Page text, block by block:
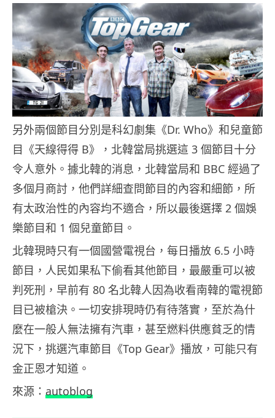
另外兩個節目分別是科幻劇集《Dr. Who》和兒童節
目《天線得得 B》，北韓當局挑選這 3 個節目十分
令人意外。據北韓的消息，北韓當局和 BBC 經過了
多個月商討，他們詳細查問節目的內容和細節，所
有太政治性的內容均不適合，所以最後選擇 2 個娛
樂節目和 1 個兒童節目。
北韓現時只有一個國營電視台，每日播放 6.5 小時
節目，人民如果私下偷看其他節目，最嚴重可以被
判死刑，早前有 80 名北韓人因為收看南韓的電視節
目已被槍決。一切安排現時仍有待落實，至於為什
麼在一般人無法擁有汽車，甚至燃料供應貧乏的情
況下，挑選汽車節目《Top Gear》播放，可能只有
金正恩才知道。
來源： autoblog